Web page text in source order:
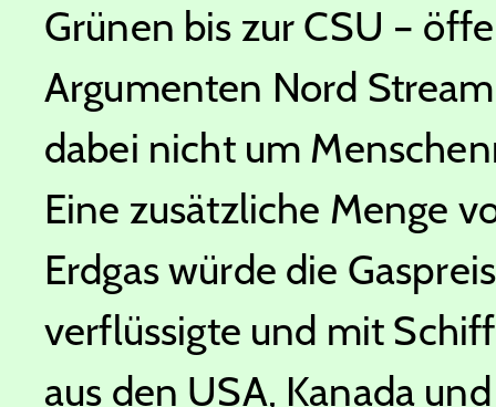
Grünen bis zur CSU –
Argumenten Nord
dabei nicht um
Eine zusätzliche Menge
Erdgas würde die
verflüssigte und mit
aus den USA, Kanada